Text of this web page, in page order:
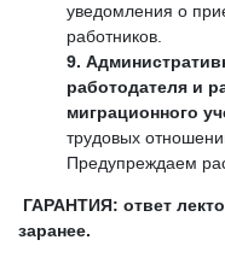
уведомления о
работников.
9.
работодателя и
миграционного
трудовых
Предупреждаем
ГАРАНТИЯ: ответ
заранее.